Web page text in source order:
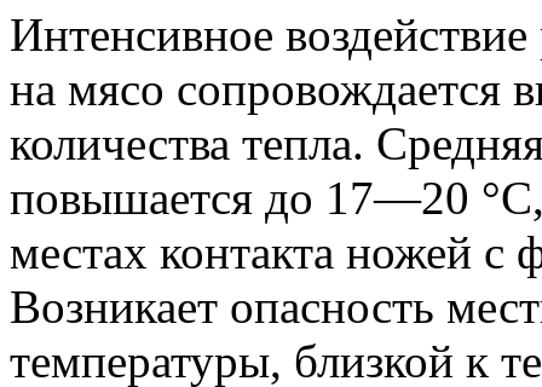
Интенсивное
на мясо сопровождается
количества тепла.
повышается до 17—20 °С,
местах контакта ножей
Возникает опасность
температуры, близкой к